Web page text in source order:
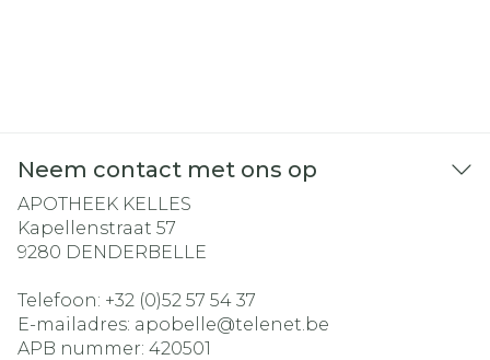
Neem contact met ons op
APOTHEEK KELLES
Kapellenstraat 57
9280 DENDERBELLE
Telefoon: +32 (0)52 57 54 37
E-mailadres: apobelle@telenet.be
APB nummer: 420501